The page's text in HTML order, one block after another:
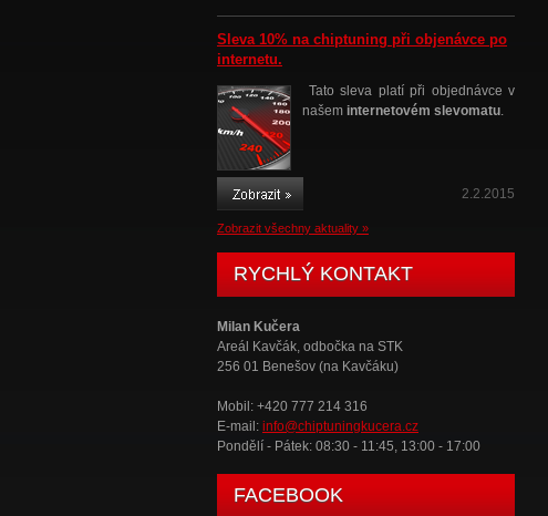
Sleva 10% na chiptuning při objenávce po
internetu.
Tato sleva platí při objednávce v
našem internetovém slevomatu.
2.2.2015
Zobrazit všechny aktuality »
RYCHLÝ KONTAKT
Milan Kučera
Areál Kavčák, odbočka na STK
256 01 Benešov (na Kavčáku)
Mobil: +420 777 214 316
E-mail: info@chiptuningkucera.cz
Pondělí - Pátek: 08:30 - 11:45, 13:00 - 17:00
FACEBOOK